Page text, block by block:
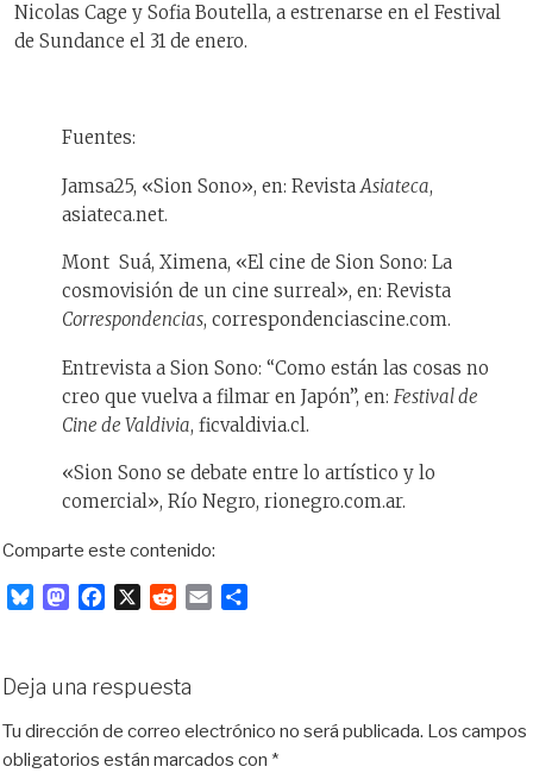
Nicolas Cage y Sofia Boutella, a estrenarse en el Festival
de Sundance el 31 de enero.
Fuentes:
Jamsa25, «Sion Sono», en: Revista Asiateca,
asiateca.net.
Mont Suá, Ximena, «El cine de Sion Sono: La
cosmovisión de un cine surreal», en: Revista
Correspondencias, correspondenciascine.com.
Entrevista a Sion Sono: “Como están las cosas no
creo que vuelva a filmar en Japón”, en: Festival de
Cine de Valdivia, ficvaldivia.cl.
«Sion Sono se debate entre lo artístico y lo
comercial», Río Negro, rionegro.com.ar.
Comparte este contenido:
s
k
y
M
o
d
o
b
o
o
X
d
i
t
r
t
Deja una respuesta
Tu dirección de correo electrónico no será publicada. Los campos
obligatorios están marcados con *